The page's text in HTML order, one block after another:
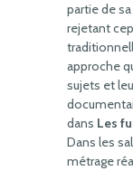
partie de
rejetant
approche
sujets et
dans Les
Dans les
métrage